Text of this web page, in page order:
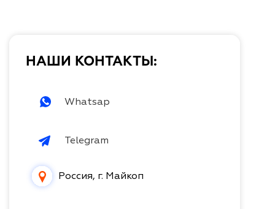
НАШИ КОНТАКТЫ:
Whatsap
Telegram
Россия, г. Майкоп